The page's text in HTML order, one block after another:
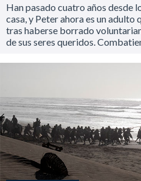
Han pasado cuatro años desde
casa, y Peter ahora es un adulto
tras haberse borrado
de sus seres queridos.